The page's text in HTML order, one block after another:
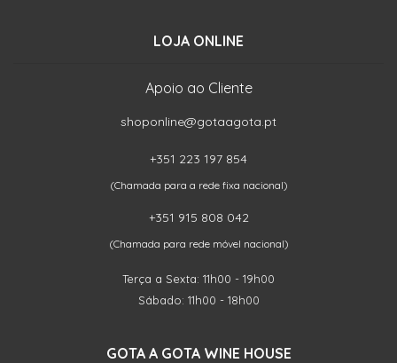
LOJA ONLINE
Apoio ao Cliente
shoponline@gotaagota.pt
+351 223 197 854
(Chamada para a rede fixa nacional)
+351 915 808 042
(Chamada para rede móvel nacional)
Terça a Sexta: 11h00 - 19h00
Sábado: 11h00 - 18h00
GOTA A GOTA WINE HOUSE